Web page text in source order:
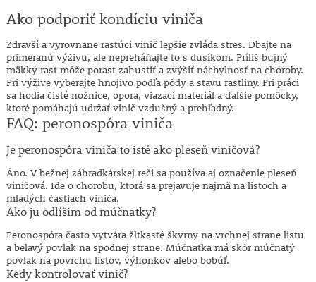
Ako podporiť kondíciu viniča
Zdravší a vyrovnane rastúci vinič lepšie zvláda stres. Dbajte na
primeranú výživu, ale nepreháňajte to s dusíkom. Príliš bujný
mäkký rast môže porast zahustiť a zvýšiť náchylnosť na choroby.
Pri výžive vyberajte hnojivo podľa pôdy a stavu rastliny. Pri práci
sa hodia čisté nožnice, opora, viazací materiál a ďalšie pomôcky,
ktoré pomáhajú udržať vinič vzdušný a prehľadný.
FAQ: peronospóra viniča
Je peronospóra viniča to isté ako pleseň viničová?
Áno. V bežnej záhradkárskej reči sa používa aj označenie pleseň
viničová. Ide o chorobu, ktorá sa prejavuje najmä na listoch a
mladých častiach viniča.
Ako ju odlíšim od múčnatky?
Peronospóra často vytvára žltkasté škvrny na vrchnej strane listu
a belavý povlak na spodnej strane. Múčnatka má skôr múčnatý
povlak na povrchu listov, výhonkov alebo bobúľ.
Kedy kontrolovať vinič?